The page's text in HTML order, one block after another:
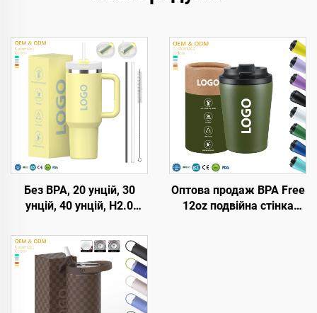
Без BPA, 20 унцій, 30
унцій, 40 унцій, H2.0
та соломинкою, кришка
з 3 положеннями,
подорожній утеплений
стакан з нержавіючої
сталі
Оптова продаж BPA Free
12oz подвійна стінка